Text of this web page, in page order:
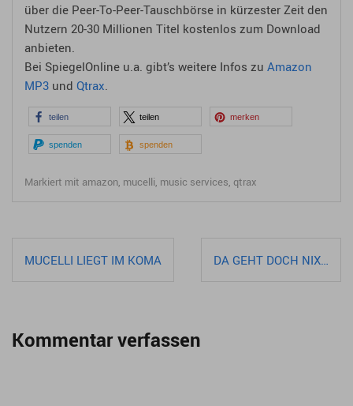
über die Peer-To-Peer-Tauschbörse in kürzester Zeit den
Nutzern 20-30 Millionen Titel kostenlos zum Download
anbieten.
Bei SpiegelOnline u.a. gibt’s weitere Infos zu Amazon
MP3 und Qtrax.
teilen teilen merken
spenden spenden
Markiert mit amazon, mucelli, music services, qtrax
Beitragsnavigation
MUCELLI LIEGT IM KOMA DA GEHT DOCH NIX…
Kommentar verfassen